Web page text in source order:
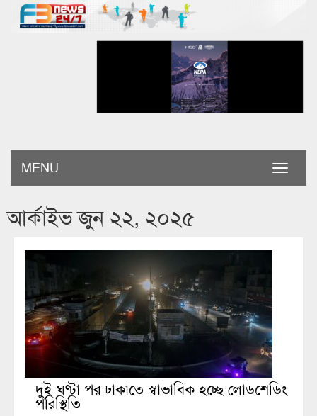
Toggle
MENU
আর্কাইভ জুন ২২, ২০২৫
দুই ঘণ্টা পর ঢাকাতে স্বাভাবিক হচ্ছে লোডশেডিং
পরিস্থিতি